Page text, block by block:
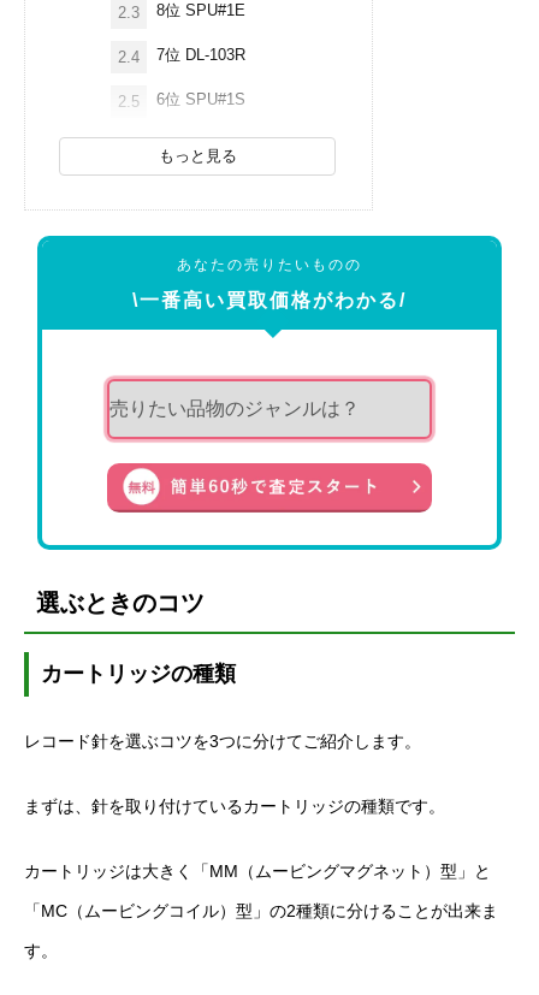
2.3 8位 SPU#1E
2.4 7位 DL-103R
2.5 6位 SPU#1S
もっと見る
あなたの売りたいものの
\一番高い買取価格がわかる/
選ぶときのコツ
カートリッジの種類
レコード針を選ぶコツを3つに分けてご紹介します。
まずは、針を取り付けているカートリッジの種類です。
カートリッジは大きく「MM（ムービングマグネット）型」と
「MC（ムービングコイル）型」の2種類に分けることが出来ま
す。